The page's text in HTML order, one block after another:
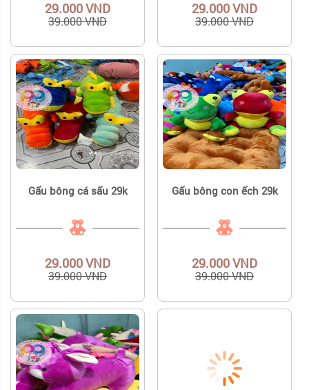
29.000 VND
39.000 VND
29.000 VND
39.000 VND
Gấu bông cá sấu 29k
29.000 VND
39.000 VND
Gấu bông con ếch 29k
29.000 VND
39.000 VND